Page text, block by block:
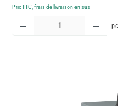
Prix TTC, frais de livraison en sus
Quantité de produit : Entrez la quantité
pc